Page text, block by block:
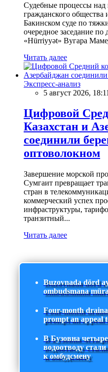
Судебные процессы над
гражданского общества
Бакинском суде по
очередное заседание по
«Hürriyyət» Вугара
Читать далее
Экспресс-анализ
5 август 2026, 18:11
Цифровой
Казахстан и
соединили
оптоволокном
Завершение морской
Сумгаит превращает
стран в
коммерческий успех
инфраструктуры,
транзитный...
Читать далее
Buzovnada dörd
ombudsmana
Four-month
prompt an appeal
В Бузовна
водоотводу
к омбудсмену